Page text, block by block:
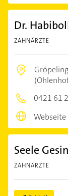
Dr.
ZAHNÄRZTE
0421 61
Webseite
Seele
ZAHNÄRZTE